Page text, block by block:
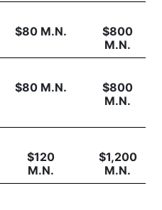
$80 M.N.
$800
M.N.
$80 M.N.
$800
M.N.
$120
M.N.
$1,200
M.N.